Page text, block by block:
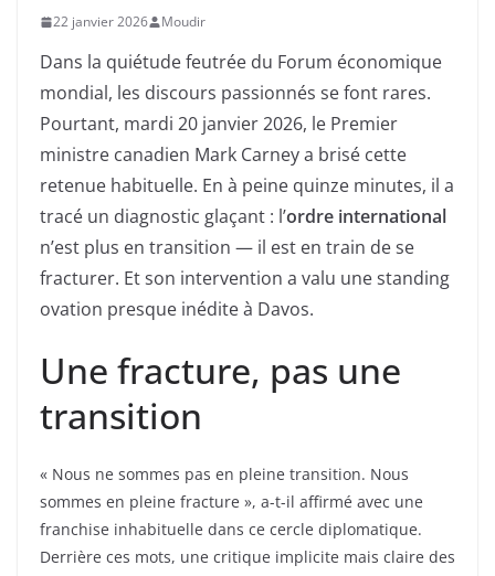
22 janvier 2026 Moudir
Dans la quiétude feutrée du Forum économique
mondial, les discours passionnés se font rares.
Pourtant, mardi 20 janvier 2026, le Premier
ministre canadien Mark Carney a brisé cette
retenue habituelle. En à peine quinze minutes, il a
tracé un diagnostic glaçant : l’ordre international
n’est plus en transition — il est en train de se
fracturer. Et son intervention a valu une standing
ovation presque inédite à Davos.
Une fracture, pas une
transition
« Nous ne sommes pas en pleine transition. Nous
sommes en pleine fracture », a-t-il affirmé avec une
franchise inhabituelle dans ce cercle diplomatique.
Derrière ces mots, une critique implicite mais claire des